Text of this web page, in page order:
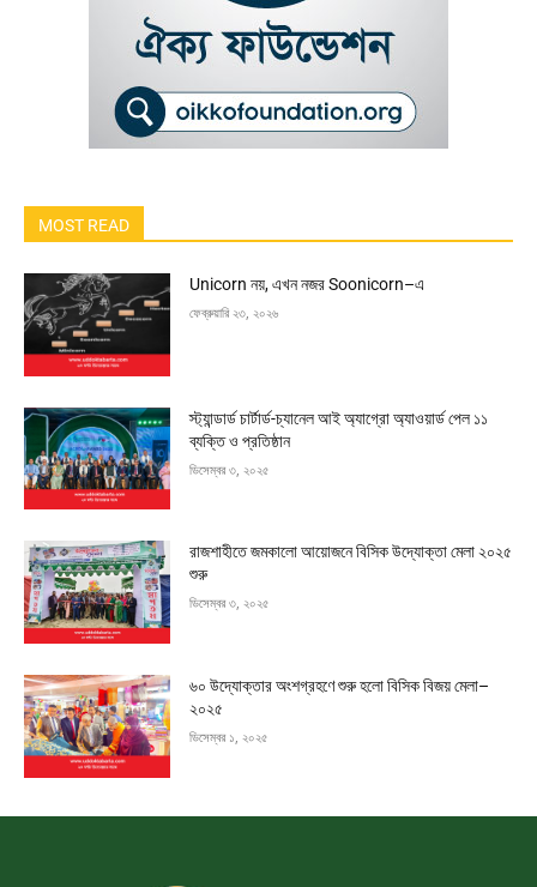
MOST READ
Unicorn নয়, এখন নজর Soonicorn–এ
ফেব্রুয়ারি ২৩, ২০২৬
স্ট্যান্ডার্ড চার্টার্ড-চ্যানেল আই অ্যাগ্রো অ্যাওয়ার্ড পেল ১১
ব্যক্তি ও প্রতিষ্ঠান
ডিসেম্বর ৩, ২০২৫
রাজশাহীতে জমকালো আয়োজনে বিসিক উদ্যোক্তা মেলা ২০২৫
শুরু
ডিসেম্বর ৩, ২০২৫
৬০ উদ্যোক্তার অংশগ্রহণে শুরু হলো বিসিক বিজয় মেলা–
২০২৫
ডিসেম্বর ১, ২০২৫